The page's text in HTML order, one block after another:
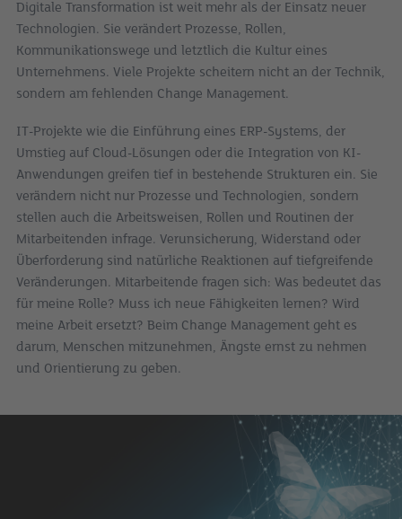
Digitale Transformation ist weit mehr als der Einsatz neuer
Technologien. Sie verändert Prozesse, Rollen,
Kommunikationswege und letztlich die Kultur eines
Unternehmens. Viele Projekte scheitern nicht an der Technik,
sondern am fehlenden Change Management.
IT-Projekte wie die Einführung eines ERP-Systems, der
Umstieg auf Cloud-Lösungen oder die Integration von KI-
Anwendungen greifen tief in bestehende Strukturen ein. Sie
verändern nicht nur Prozesse und Technologien, sondern
stellen auch die Arbeitsweisen, Rollen und Routinen der
Mitarbeitenden infrage. Verunsicherung, Widerstand oder
Überforderung sind natürliche Reaktionen auf tiefgreifende
Veränderungen. Mitarbeitende fragen sich: Was bedeutet das
für meine Rolle? Muss ich neue Fähigkeiten lernen? Wird
meine Arbeit ersetzt? Beim Change Management geht es
darum, Menschen mitzunehmen, Ängste ernst zu nehmen
und Orientierung zu geben.